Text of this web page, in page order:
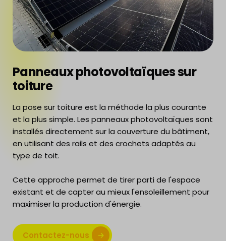
Panneaux photovoltaïques sur
toiture
La pose sur toiture est la méthode la plus courante
et la plus simple. Les panneaux photovoltaïques sont
installés directement sur la couverture du bâtiment,
en utilisant des rails et des crochets adaptés au
type de toit.
Cette approche permet de tirer parti de l'espace
existant et de capter au mieux l'ensoleillement pour
maximiser la production d'énergie.
Contactez-nous